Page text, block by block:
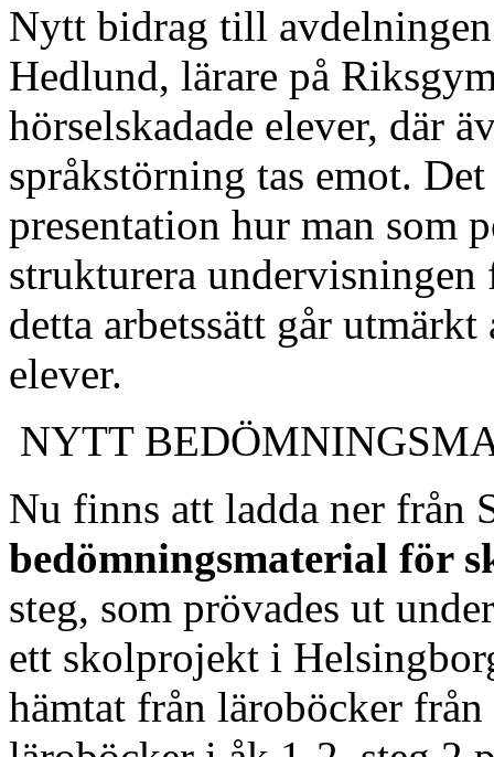
Nytt bidrag till
Hedlund, lärare på
hörselskadade elever, där
språkstörning tas emot.
presentation hur man som
strukturera
detta arbetssätt går
elever.
NYTT
Nu finns att ladda ner från
bedömningsmaterial för
steg, som prövades ut
ett skolprojekt i
hämtat från läroböcker